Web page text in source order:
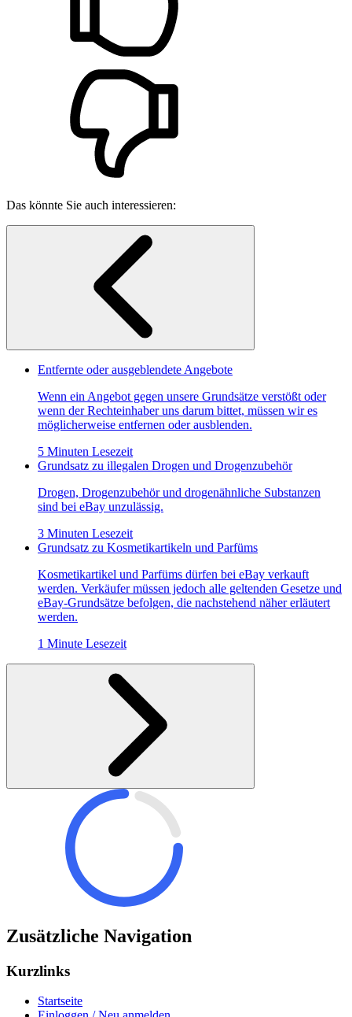
Das könnte Sie auch interessieren:
Entfernte oder ausgeblendete Angebote
Wenn ein Angebot gegen unsere Grundsätze verstößt oder
wenn der Rechteinhaber uns darum bittet, müssen wir es
möglicherweise entfernen oder ausblenden.
5 Minuten Lesezeit
Grundsatz zu illegalen Drogen und Drogenzubehör
Drogen, Drogenzubehör und drogenähnliche Substanzen
sind bei eBay unzulässig.
3 Minuten Lesezeit
Grundsatz zu Kosmetikartikeln und Parfüms
Kosmetikartikel und Parfüms dürfen bei eBay verkauft
werden. Verkäufer müssen jedoch alle geltenden Gesetze und
eBay-Grundsätze befolgen, die nachstehend näher erläutert
werden.
1 Minute Lesezeit
Zusätzliche Navigation
Kurzlinks
Startseite